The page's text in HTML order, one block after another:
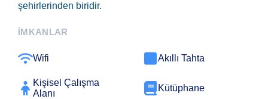
şehirlerinden biridir.
İMKANLAR
Wifi Akıllı Tahta
Kişisel Çalışma
Alanı
Kütüphane